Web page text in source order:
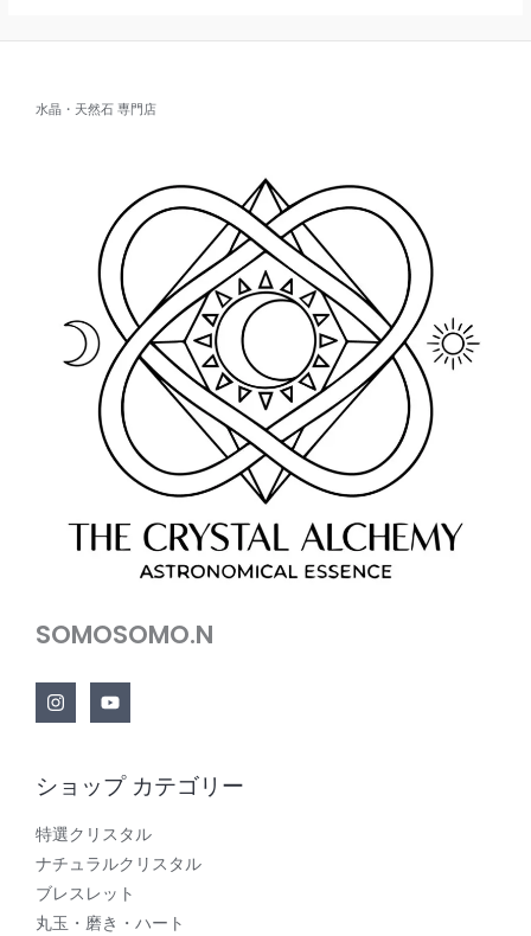
水晶・天然石 専門店
SOMOSOMO.N
ショップ カテゴリー
特選クリスタル
ナチュラルクリスタル
ブレスレット
丸玉・磨き・ハート